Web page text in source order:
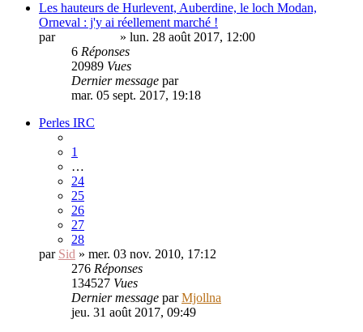
Les hauteurs de Hurlevent, Auberdine, le loch Modan,
Orneval : j'y ai réellement marché !
par
» lun. 28 août 2017, 12:00
6 Réponses
20989 Vues
Dernier message par
mar. 05 sept. 2017, 19:18
Perles IRC
1
…
24
25
26
27
28
par Sid » mer. 03 nov. 2010, 17:12
276 Réponses
134527 Vues
Dernier message parMjollna
jeu. 31 août 2017, 09:49